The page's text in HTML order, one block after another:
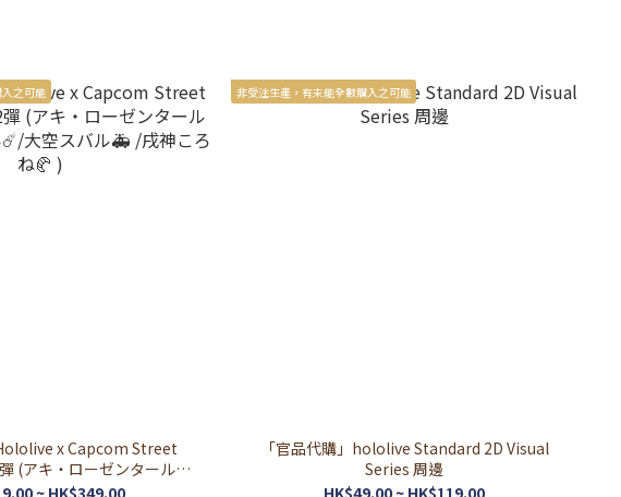
之可能
x Capcom Street
(アキ・ローゼンタール🍎/
星街すいせい☄️/大空スバル🚑 /戌神ころね🥐 )
~ HK$349.00
非受注生產，有未能全數購入之可能
「官品代購」hololive Standard 2D Visual
Series 周邊
HK$49.00 ~ HK$119.00